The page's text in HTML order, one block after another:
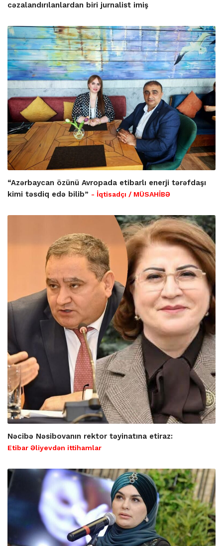
cəzalandırılanlardan biri jurnalist imiş
“Azərbaycan özünü Avropada etibarlı enerji tərəfdaşı
kimi təsdiq edə bilib” - İqtisadçı / MÜSAHİBƏ
Nəcibə Nəsibovanın rektor təyinatına etiraz:
Etibar Əliyevdən ittihamlar